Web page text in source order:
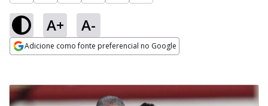
A+ A-
Adicione como fonte preferencial no Google